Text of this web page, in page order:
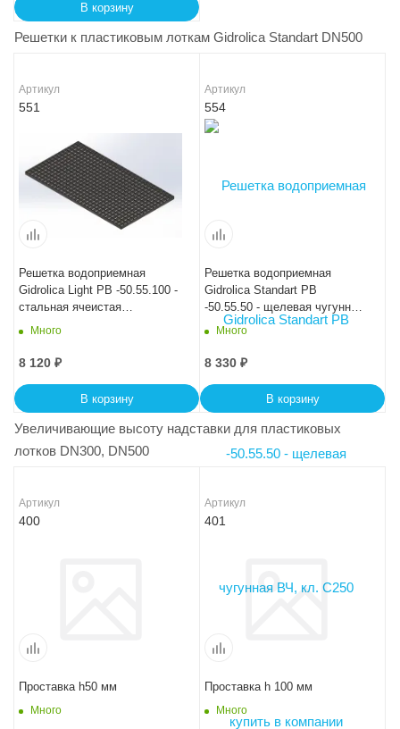
В корзину
Решетки к пластиковым лоткам Gidrolica Standart DN500
Артикул
551
Решетка водоприемная
Gidrolica Light РВ -50.55.100 -
стальная ячеистая
оцинкованная, кл. А15
Много
8 120 ₽
В корзину
Артикул
554
Решетка водоприемная
Gidrolica Standart РВ
-50.55.50 - щелевая чугунная
ВЧ, кл. С250
Много
8 330 ₽
В корзину
Увеличивающие высоту надставки для пластиковых
лотков DN300, DN500
Артикул
400
Проставка h50 мм
Много
Артикул
401
Проставка h 100 мм
Много